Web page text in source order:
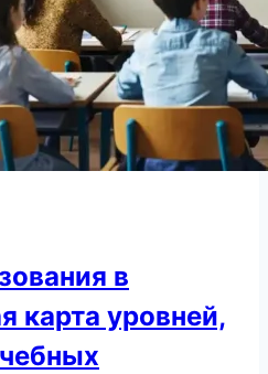
в
карта уровней,